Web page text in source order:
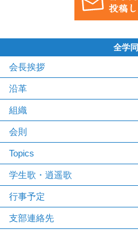
全学
会長挨拶
沿革
組織
会則
Topics
学生歌・逍遥歌
行事予定
支部連絡先